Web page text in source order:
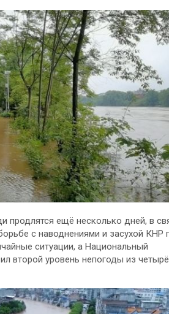
продлятся ещё несколько дней, в
с наводнениями и засухой КНР
ситуации, а Национальный
второй уровень непогоды из